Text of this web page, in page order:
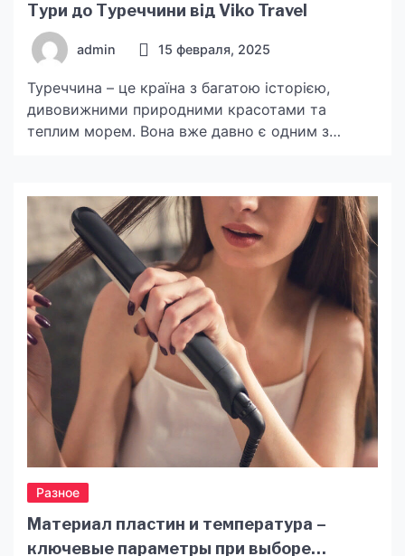
Тури до Туреччини від Viko Travel
admin 15 февраля, 2025
Туреччина – це країна з багатою історією,
дивовижними природними красотами та
теплим морем. Вона вже давно є одним з
широкий спектр турів до Туреччини, які
підійдуть як для сімейного відпочинку, так і для
романтичних подорожей або активних пригод.
У цій статті ми розглянемо, чому Туреччина є
[…]
Разное
Материал пластин и температура –
ключевые параметры при выборе